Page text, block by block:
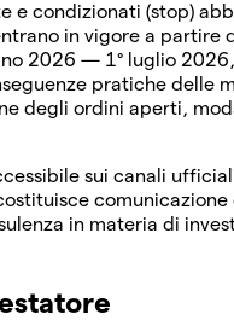
e condizionati (stop)
in vigore a partire
2026 — 1° luglio
pratiche delle
degli ordini aperti,
sui canali
in materia di